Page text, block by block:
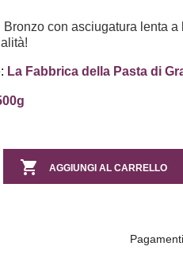
Bronzo con asciugatura lenta
La Fabbrica della Pasta di
 AGGIUNGI AL CARRELLO